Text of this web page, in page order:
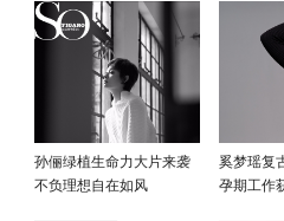
孙俪绿植生命力大片来袭
不负理想自在如风
奚梦瑶复
孕期工作